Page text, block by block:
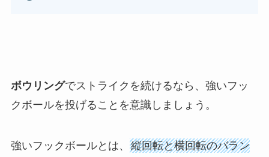
ボウリングでストライクを続けるなら、強いフッ
クボールを投げることを意識しましょう。
強いフックボールとは、 縦回転と横回転のバラン